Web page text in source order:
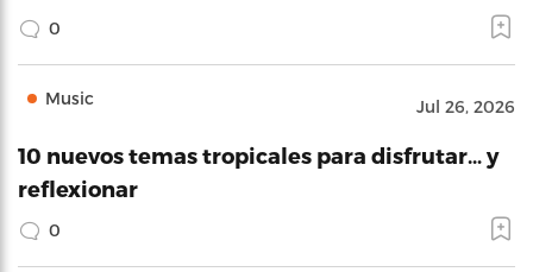
0
Music Jul 26, 2026
10 nuevos temas tropicales para disfrutar… y
reflexionar
0